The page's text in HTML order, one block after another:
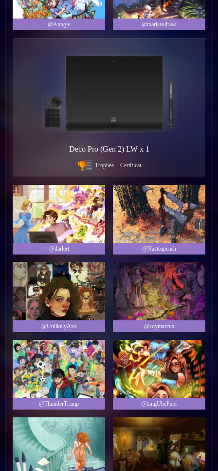
@Anngie @marisssdraw
Deco Pro (Gen 2) LW x 1
Trophée + Certificat
@darlert @Nasteapeach
@UnlikelyAxx @soymarcus
@ThunderTramp @kingUbePapi